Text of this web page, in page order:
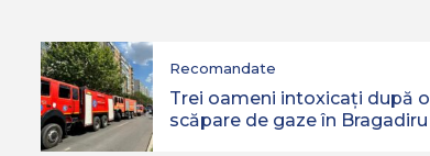
pentru a nu bloca un jalon
PNRR
5
România riscă să piardă
sute de milioane de euro
din PNRR
Recomandate
Trei oameni intoxicați după o
scăpare de gaze în Bragadiru